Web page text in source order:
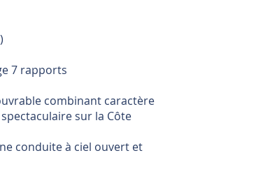
7 rapports
combinant caractère
sur la Côte
conduite à ciel ouvert et